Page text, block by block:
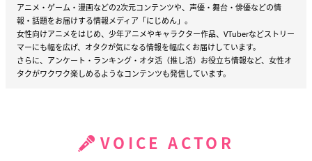
アニメ・ゲーム・漫画などの2次元コンテンツや、声優・舞台・俳優などの情
報・話題をお届けする情報メディア「にじめん」。
女性向けアニメをはじめ、少年アニメやキャラクター作品、VTuberなどストリー
マーにも幅を広げ、オタクが気になる情報を幅広くお届けしています。
さらに、アンケート・ランキング・オタ活（推し活）お役立ち情報など、女性オ
タクがワクワク楽しめるようなコンテンツも発信しています。
VOICE ACTOR